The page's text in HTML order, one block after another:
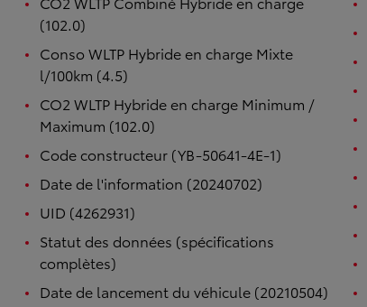
(102.0)
Conso WLTP Hybride en charge Mixte
l/100km (4.5)
CO2 WLTP Hybride en charge Minimum /
Maximum (102.0)
Code constructeur (YB-50641-4E-1)
Date de l'information (20240702)
UID (4262931)
Statut des données (spécifications
complètes)
Date de lancement du véhicule (20210504)